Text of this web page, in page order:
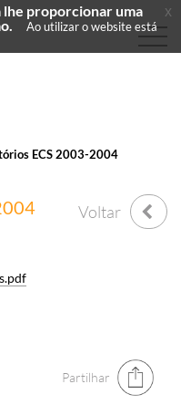
ECS 2003-2004
Voltar
Partilhar
lhe proporcionar uma
Ao utilizar o website está
x